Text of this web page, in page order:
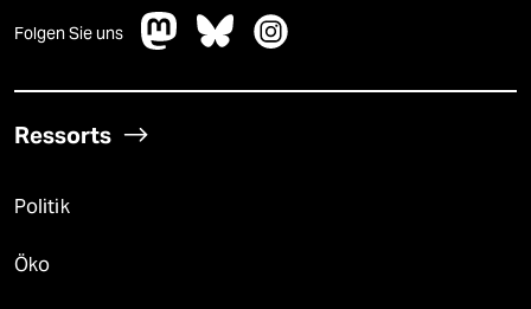
Folgen Sie uns
Ressorts
Politik
Öko